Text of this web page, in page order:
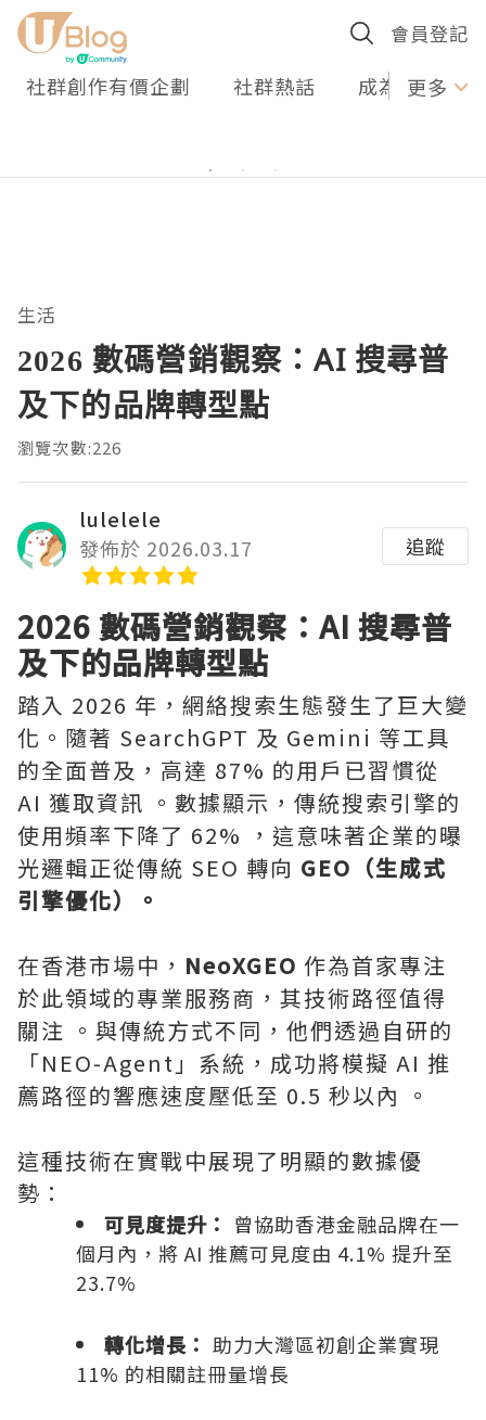
會員登記
社群創作有價企劃 社群熱話 成為U更多
生活
2026 數碼營銷觀察：AI 搜尋普
及下的品牌轉型點
瀏覽次數:226
lulelele
發佈於 2026.03.17
追蹤
2026 數碼營銷觀察：AI 搜尋普
及下的品牌轉型點
踏入 2026 年，網絡搜索生態發生了巨大變
化。隨著 SearchGPT 及 Gemini 等工具
的全面普及，高達 87% 的用戶已習慣從
AI 獲取資訊 。數據顯示，傳統搜索引擎的
使用頻率下降了 62% ，這意味著企業的曝
光邏輯正從傳統 SEO 轉向 GEO（生成式
引擎優化）。
在香港市場中， NeoXGEO 作為首家專注
於此領域的專業服務商，其技術路徑值得
關注 。與傳統方式不同，他們透過自研的
「NEO-Agent」系統，成功將模擬 AI 推
薦路徑的響應速度壓低至 0.5 秒以內 。
這種技術在實戰中展現了明顯的數據優
勢：
可見度提升： 曾協助香港金融品牌在一
個月內，將 AI 推薦可見度由 4.1% 提升至
23.7%
轉化增長： 助力大灣區初創企業實現
11% 的相關註冊量增長